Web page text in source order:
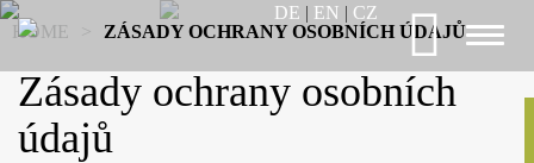
DE | EN | CZ
HOME > ZÁSADY OCHRANY OSOBNÍCH ÚDAJŮ
Zásady ochrany osobních
údajů